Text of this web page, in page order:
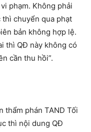
phạm. Không phải
chuyển qua phạt
bản không hợp lệ.
thì QĐ này không có
cần thu hồi”.
thẩm phán TAND Tối
thì nội dung QĐ